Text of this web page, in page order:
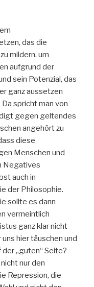
das die
mildern, um
aufgrund der
sein Potenzial, das
ganz aussetzen
spricht man von
gegen geltendes
angehört zu
diese
Menschen und
Negatives
auch in
der Philosophie.
sollte es dann
vermeintlich
ganz klar nicht
hier täuschen und
„guten“ Seite?
nur den
Repression, die